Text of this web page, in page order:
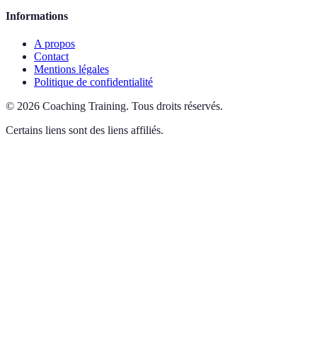
Informations
A propos
Contact
Mentions légales
Politique de confidentialité
© 2026 Coaching Training. Tous droits réservés.
Certains liens sont des liens affiliés.